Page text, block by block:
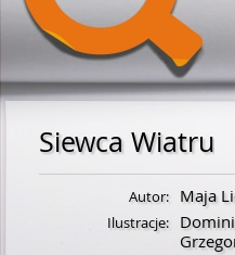
Wyszukaj w
Siewca Wiatru
Autor: Maja
Ilustracje: